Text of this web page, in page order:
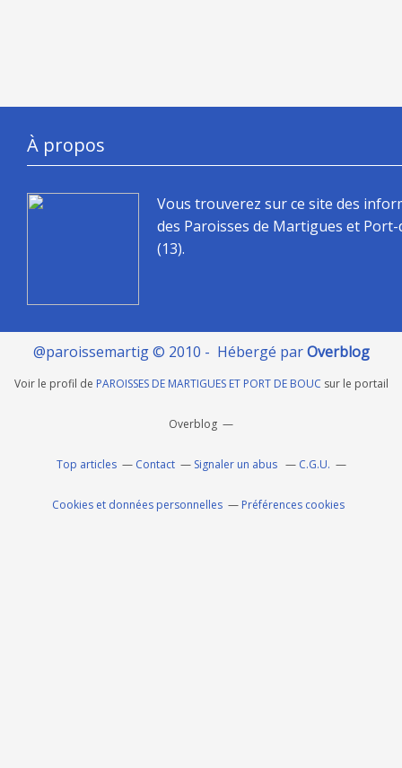
À propos
Vous trouverez sur ce site des
des Paroisses de Martigues et
(13).
@paroissemartig © 2010 - Hébergé parOverblog
Voir le profil de PAROISSES DE MARTIGUES ET PORT DE BOUC sur le portail
Overblog
Top articles Contact Signaler un abus C.G.U.
Cookies et données personnelles Préférences cookies